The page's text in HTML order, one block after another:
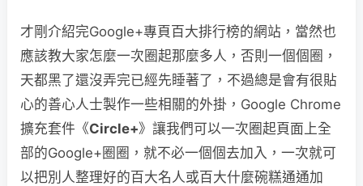
才剛介紹完Google+專頁百大排行榜的網站，當然也
應該教大家怎麼一次圈起那麼多人，否則一個個圈，
天都黑了還沒弄完已經先睡著了，不過總是會有很貼
心的善心人士製作一些相關的外掛，Google Chrome
擴充套件《Circle+》讓我們可以一次圈起頁面上全
部的Google+圈圈，就不必一個個去加入，一次就可
以把別人整理好的百大名人或百大什麼碗糕通通加